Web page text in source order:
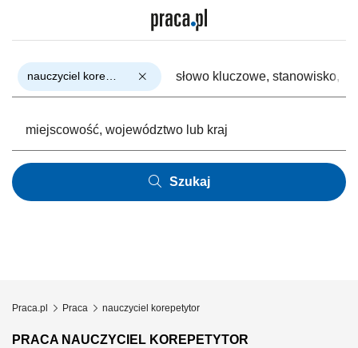
Szukaj
Praca.pl Praca nauczyciel korepetytor
PRACA NAUCZYCIEL KOREPETYTOR